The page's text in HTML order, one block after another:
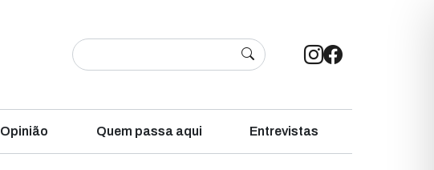
Opinião Quem passa aqui Entrevistas